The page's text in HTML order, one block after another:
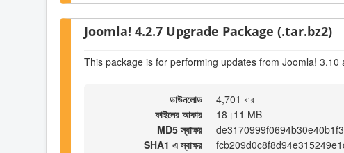
Joomla! 4.2.7 Upgrade Package (.tar.bz2)
This package is for performing updates from Joomla!
ডাউনলোড
4,701 বার
ফাইলের আকার
18।11 MB
MD5 স্বাক্ষর
SHA1 এ স্বাক্ষর